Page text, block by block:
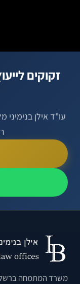
זקוקים
עו"ד אילן בנימיני
משרד המתמחה